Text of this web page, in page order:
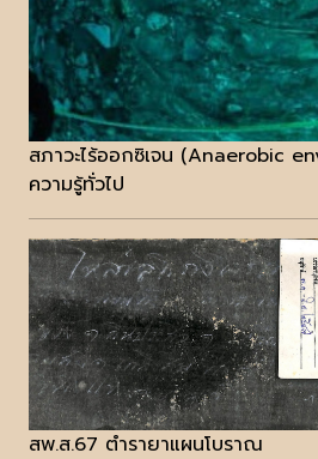
สภาวะไร้ออกซิเจน (Anaerobic
ความรู้ทั่วไป
สพ.ส.67 ตำรายาแผนโบราณ